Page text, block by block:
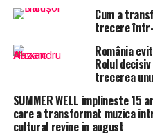
Cum a
trecere
România
Rolul
trecerea
SUMMER WELL implineste 15
care a transformat muzica
cultural revine in august